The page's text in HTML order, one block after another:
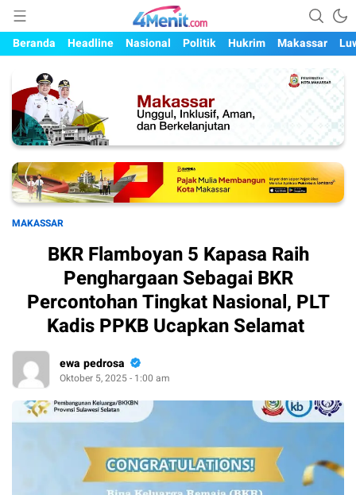
4menit.com
Mengungkap Kisah, Setiap Hari
Beranda
Headline Nasional Politik Hukrim Makassar
MAKASSAR
BKR Flamboyan 5 Kapasa Raih
Penghargaan Sebagai BKR
Percontohan Tingkat Nasional, PLT
Kadis PPKB Ucapkan Selamat
ewa pedrosa
Oktober 5, 2025 - 1:00 am